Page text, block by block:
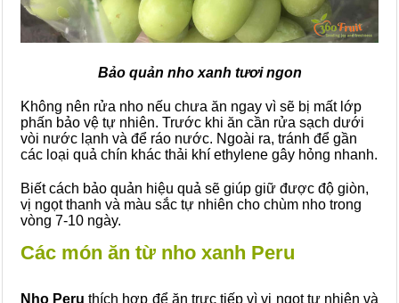
Bảo quản nho xanh tươi ngon
Không nên rửa nho nếu chưa ăn ngay vì sẽ bị mất lớp
phấn bảo vệ tự nhiên. Trước khi ăn cần rửa sạch dưới
vòi nước lạnh và để ráo nước. Ngoài ra, tránh để gần
các loại quả chín khác thải khí ethylene gây hỏng nhanh.
Biết cách bảo quản hiệu quả sẽ giúp giữ được độ giòn,
vị ngọt thanh và màu sắc tự nhiên cho chùm nho trong
vòng 7-10 ngày.
Các món ăn từ nho xanh Peru
Nho Peruthích hợp để ăn trực tiếp vì vị ngọt tự nhiên và